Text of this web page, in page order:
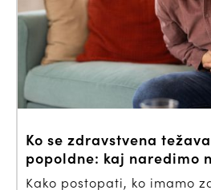
Ko se zdravstvena
popoldne: kaj naredimo
Kako postopati, ko imamo